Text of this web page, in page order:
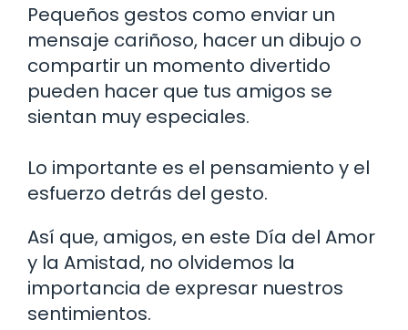
Pequeños gestos como enviar un
mensaje cariñoso, hacer un dibujo o
compartir un momento divertido
pueden hacer que tus amigos se
sientan muy especiales.
Lo importante es el pensamiento y el
esfuerzo detrás del gesto.
Así que, amigos, en este Día del Amor
y la Amistad, no olvidemos la
importancia de expresar nuestros
sentimientos.